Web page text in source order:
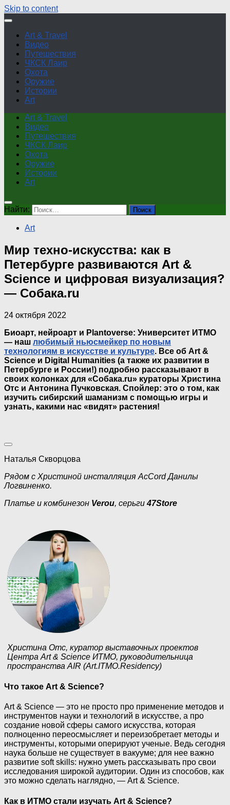
Skip to content
Art & Travel
Видео
Путешествия
ЧКСК Лаир
Охота
Оружие
Истории
Art
Art & Travel
Видео
Путешествия
ЧКСК Лаир
Охота
Оружие
Истории
Art
Найти:
Art
Мир техно-искусства: как в
Петербурге развиваются Art &
Science и цифровая визуализация?
— Собака.ru
24 октября 2022
Биоарт, нейроарт и Plantoverse: Университет ИТМО
— наш любимый ньюсмейкер по новым
технологиям в искусстве и культуре. Все об Art &
Science и Digital Humanities (а также их развитии в
Петербурге и России!) подробно рассказывают в
своих колонках для «Собака.ru» кураторы Христина
Отс и Антонина Пучковская. Спойлер: это о том, как
изучить сибирский шаманизм с помощью игры и
узнать, какими нас «видят» растения!
Наталья Скворцова
Рядом с Христиной инсталляция AcCord Данилы
Логвиненко.
Платье и комбинезон Verou, серьги47Store
Христина Отс, куратор выставочных проектов
Центра Art & Science ИТМО, руководительница
пространства AIR (Art.ITMO.Residency)
Что такое Art & Science?
Art & Science — это не просто про применение методов и
инструментов науки и технологий в искусстве, а про
создание новой сферы самого искусства, которая
полноценно переосмысляет и переизобретает методы и
инструменты, которыми оперируют ученые. Ведь сегодня
наука больше не существует в вакууме; для нее важно
развитие soft skills: нужно уметь рассказывать про свои
исследования широкой аудитории. Один из способов, как
это можно сделать наглядно, — Art & Science.
Как в ИТМО стали изучать Art & Science?